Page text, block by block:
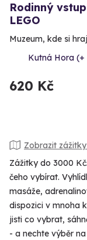
Rodinný
LEGO
Muzeum, kde si
Kutná Hora
620 Kč
Zobrazit
Zážitky do 3000
čeho vybírat.
masáže,
dispozici v mnoha
jisti co vybrat,
- a nechte výběr